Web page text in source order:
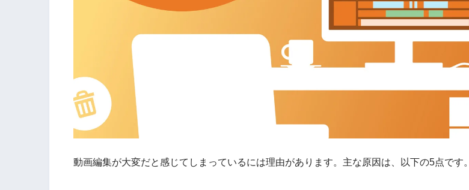
動画編集が大変だと感じてしまっているには理由があります。主な原因は、以下の5点です。